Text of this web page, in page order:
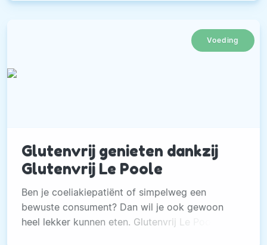
Voeding
Glutenvrij genieten dankzij
Glutenvrij Le Poole
Ben je coeliakiepatiënt of simpelweg een
bewuste consument? Dan wil je ook gewoon
heel lekker kunnen eten. Glutenvrij Le Poole